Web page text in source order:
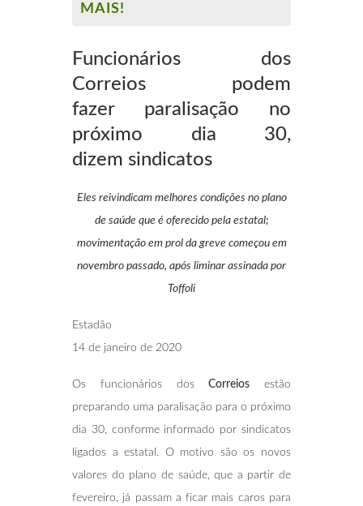
MAIS!
Funcionários dos
Correios podem
fazer paralisação no
próximo dia 30,
dizem sindicatos
Eles reivindicam melhores condições no plano
de saúde que é oferecido pela estatal;
movimentação em prol da greve começou em
novembro passado, após liminar assinada por
Toffoli
Estadão
14 de janeiro de 2020
Os funcionários dosCorreios estão
preparando uma paralisação para o próximo
dia 30, conforme informado por sindicatos
ligados a estatal. O motivo são os novos
valores do plano de saúde, que a partir de
fevereiro, já passam a ficar mais caros para